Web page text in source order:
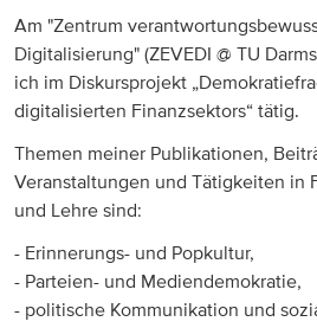
Am "Zentrum
Digitalisierung" (ZEVEDI @ TU
ich im Diskursprojekt
digitalisierten Finanzsektors“ tätig.
Themen meiner Publikationen,
Veranstaltungen und Tätigkeiten in
und Lehre sind:
- Erinnerungs- und Popkultur,
- Parteien- und Mediendemokratie,
- politische Kommunikation und